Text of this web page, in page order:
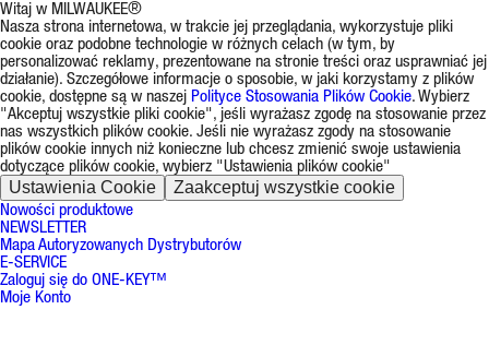
Witaj w MILWAUKEE®
Nasza strona internetowa, w trakcie jej przeglądania, wykorzystuje pliki
cookie oraz podobne technologie w różnych celach (w tym, by
personalizować reklamy, prezentowane na stronie treści oraz usprawniać jej
działanie). Szczegółowe informacje o sposobie, w jaki korzystamy z plików
cookie, dostępne są w naszej Polityce Stosowania Plików Cookie. Wybierz
"Akceptuj wszystkie pliki cookie", jeśli wyrażasz zgodę na stosowanie przez
nas wszystkich plików cookie. Jeśli nie wyrażasz zgody na stosowanie
plików cookie innych niż konieczne lub chcesz zmienić swoje ustawienia
dotyczące plików cookie, wybierz "Ustawienia plików cookie"
Ustawienia Cookie Zaakceptuj wszystkie cookie
Nowości produktowe
NEWSLETTER
Mapa Autoryzowanych Dystrybutorów
E-SERVICE
Zaloguj się do ONE-KEY™
Moje Konto